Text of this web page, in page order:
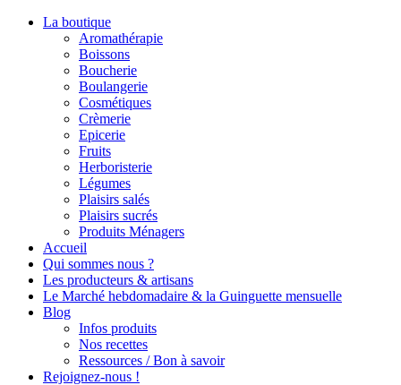
La boutique
Aromathérapie
Boissons
Boucherie
Boulangerie
Cosmétiques
Crèmerie
Epicerie
Fruits
Herboristerie
Légumes
Plaisirs salés
Plaisirs sucrés
Produits Ménagers
Accueil
Qui sommes nous ?
Les producteurs & artisans
Le Marché hebdomadaire & la Guinguette mensuelle
Blog
Infos produits
Nos recettes
Ressources / Bon à savoir
Rejoignez-nous !